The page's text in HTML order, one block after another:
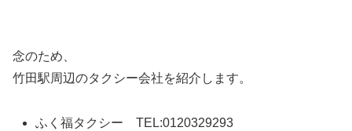
念のため、
竹田駅周辺のタクシー会社を紹介します。
ふく福タクシー TEL:0120329293